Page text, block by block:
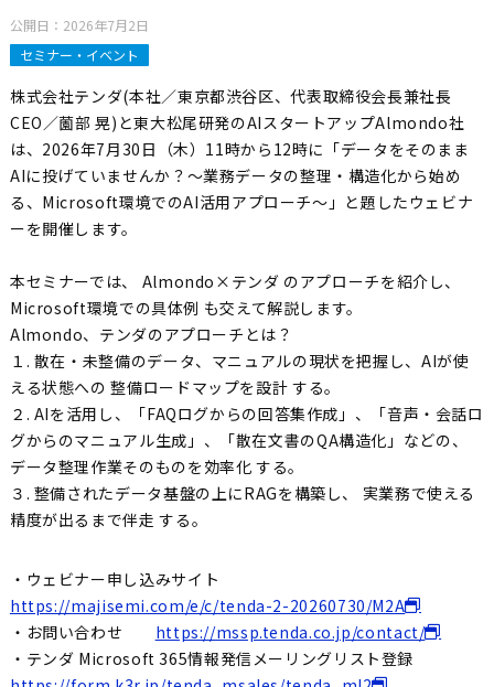
公開日： 2026年7月2日
セミナー・イベント
株式会社テンダ(本社／東京都渋谷区、代表取締役会長兼社長
CEO／薗部 晃)と東大松尾研発のAIスタートアップAlmondo社
は、2026年7月30日（木）11時から12時に「データをそのまま
AIに投げていませんか？～業務データの整理・構造化から始め
る、Microsoft環境でのAI活用アプローチ～」と題したウェビナ
ーを開催します。
本セミナーでは、 Almondo×テンダ のアプローチを紹介し、
Microsoft環境での具体例 も交えて解説します。
Almondo、テンダのアプローチとは？
１. 散在・未整備のデータ、マニュアルの現状を把握し、AIが使
える状態への 整備ロードマップを設計 する。
２. AIを活用し、「FAQログからの回答集作成」、「音声・会話ロ
グからのマニュアル生成」、「散在文書のQA構造化」などの、
データ整理作業そのものを効率化 する。
３. 整備されたデータ基盤の上にRAGを構築し、 実業務で使える
精度が出るまで伴走 する。
・ウェビナー申し込みサイト
https://majisemi.com/e/c/tenda-2-20260730/M2A
・お問い合わせ https://mssp.tenda.co.jp/contact/
・テンダ Microsoft 365情報発信メーリングリスト登録